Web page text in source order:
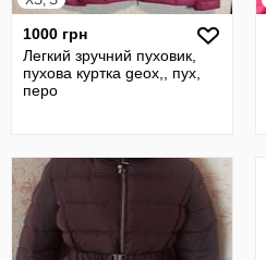
1000 грн
Легкий зручний пуховик,
пухова куртка geox,, пух,
перо